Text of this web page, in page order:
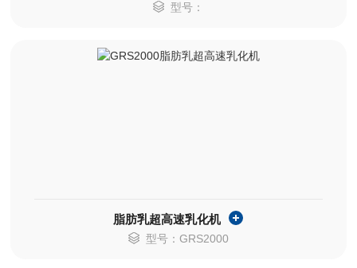
型号：
脂肪乳超高速乳化机
型号：GRS2000